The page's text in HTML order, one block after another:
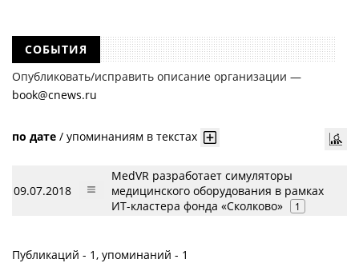
СОБЫТИЯ
Опубликовать/исправить описание организации —
book@cnews.ru
по дате / упоминаниям в текстах
09.07.2018
MedVR разработает симуляторы
медицинского оборудования в рамках
ИТ-кластера фонда «Сколково»
1
Публикаций - 1, упоминаний - 1